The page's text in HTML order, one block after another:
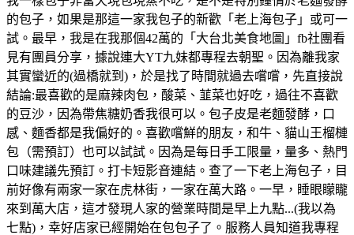
的包子，如果是那這一家我包子的新歡「老上海包子」或可一
試。最早，我是在我那個42萬的「大台北美食地圖」fb社團看
見有團員分享，據說連大YT九妹都專程去朝聖。因為離我家
其實蠻近的(過橋就到)，於是找了時間就過去嚐嚐，先直接說
結論:最喜歡的是麻辣肉包，酸菜、韮菜也好吃，過往不喜歡
的豆沙，因為帶焦糖奶香我很可以。包子皮是老麵發酵，口
感、麵香都是我偏好的。喜歡嚐鮮的朋友，和牛、貓山王榴槤
包（需預訂）也可以試試。因為是每日手工限量，量多、熱門
口味建議先預訂。打卡短影音連結。查了一下老上海包子，目
前好像有兩家一家在虎林街，一家在萬大路。一早，睡眼矇矓
來到萬大店，這才發現人家的營業時間是早上九點...(我以為
七點)，幸好店家已經開始在包包子了。服務人員知道我專程